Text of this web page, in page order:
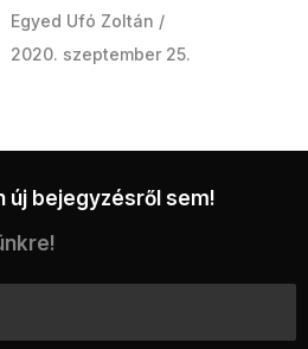
Egyed Ufó Zoltán
2020. szeptember 25.
új bejegyzésről sem!